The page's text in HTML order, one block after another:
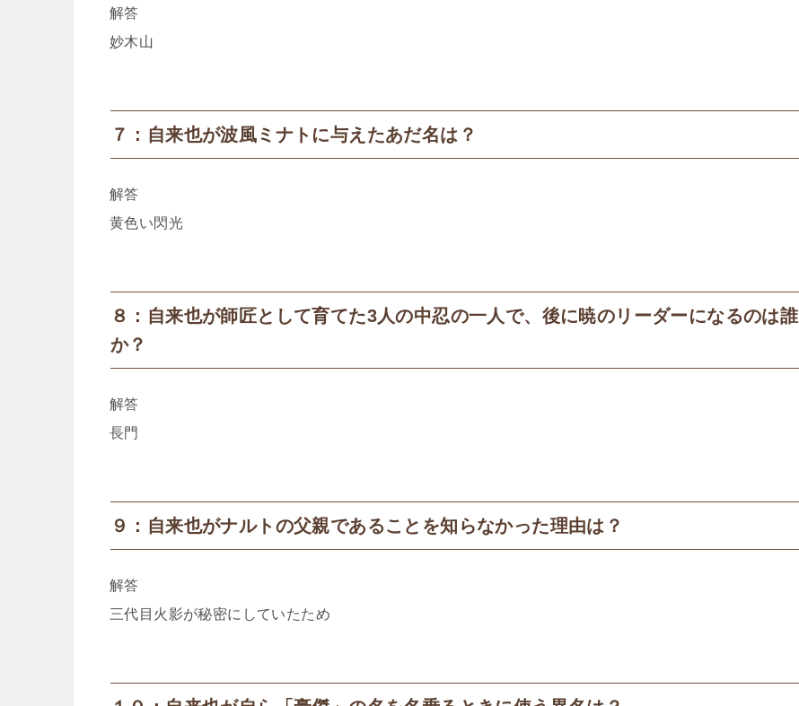
解答
妙木山
７：自来也が波風ミナトに与えたあだ名は？
解答
黄色い閃光
８：自来也が師匠として育てた3人の中忍の一人で、後に暁のリーダーになるのは誰
か？
解答
長門
９：自来也がナルトの父親であることを知らなかった理由は？
解答
三代目火影が秘密にしていたため